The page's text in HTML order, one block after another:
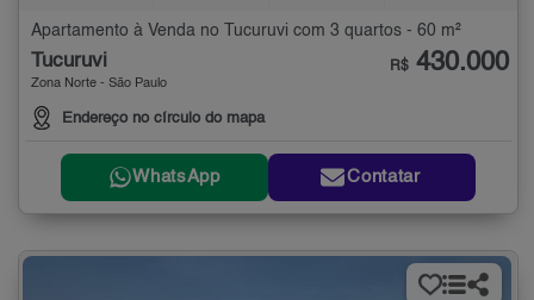
Apartamento à Venda no Tucuruvi com 3 quartos - 60 m²
Tucuruvi
Zona Norte - São Paulo
Endereço no círculo do mapa
R$ 430.000
WhatsApp Contatar